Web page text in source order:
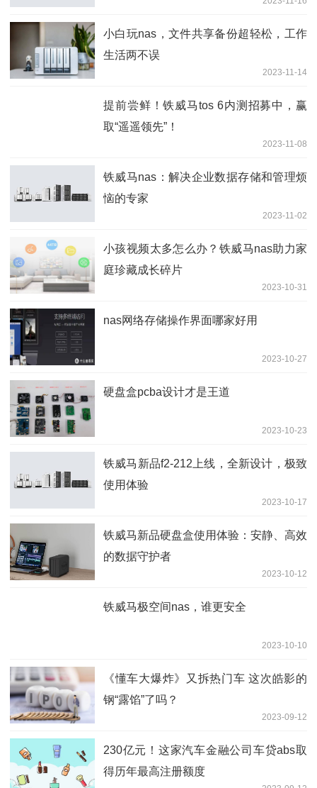
小白玩nas，文件共享备份超轻松，工作
生活两不误
2023-11-14
提前尝鲜！铁威马tos 6内测招募中，赢
取“遥遥领先”！
2023-11-08
铁威马nas：解决企业数据存储和管理烦
恼的专家
2023-11-02
小孩视频太多怎么办？铁威马nas助力家
庭珍藏成长碎片
2023-10-31
nas网络存储操作界面哪家好用
2023-10-27
硬盘盒pcba设计才是王道
2023-10-23
铁威马新品f2-212上线，全新设计，极致
使用体验
2023-10-17
铁威马新品硬盘盒使用体验：安静、高效
的数据守护者
2023-10-12
铁威马极空间nas，谁更安全
2023-10-10
《懂车大爆炸》又拆热门车 这次皓影的
钢“露馅”了吗？
2023-09-12
230亿元！这家汽车金融公司车贷abs取
得历年最高注册额度